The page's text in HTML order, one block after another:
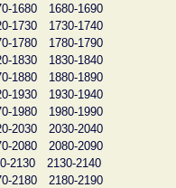
1680
1680-1690
1730
1730-1740
1780
1780-1790
1830
1830-1840
1880
1880-1890
1930
1930-1940
1980
1980-1990
2030
2030-2040
2080
2080-2090
2130
2130-2140
2180
2180-2190